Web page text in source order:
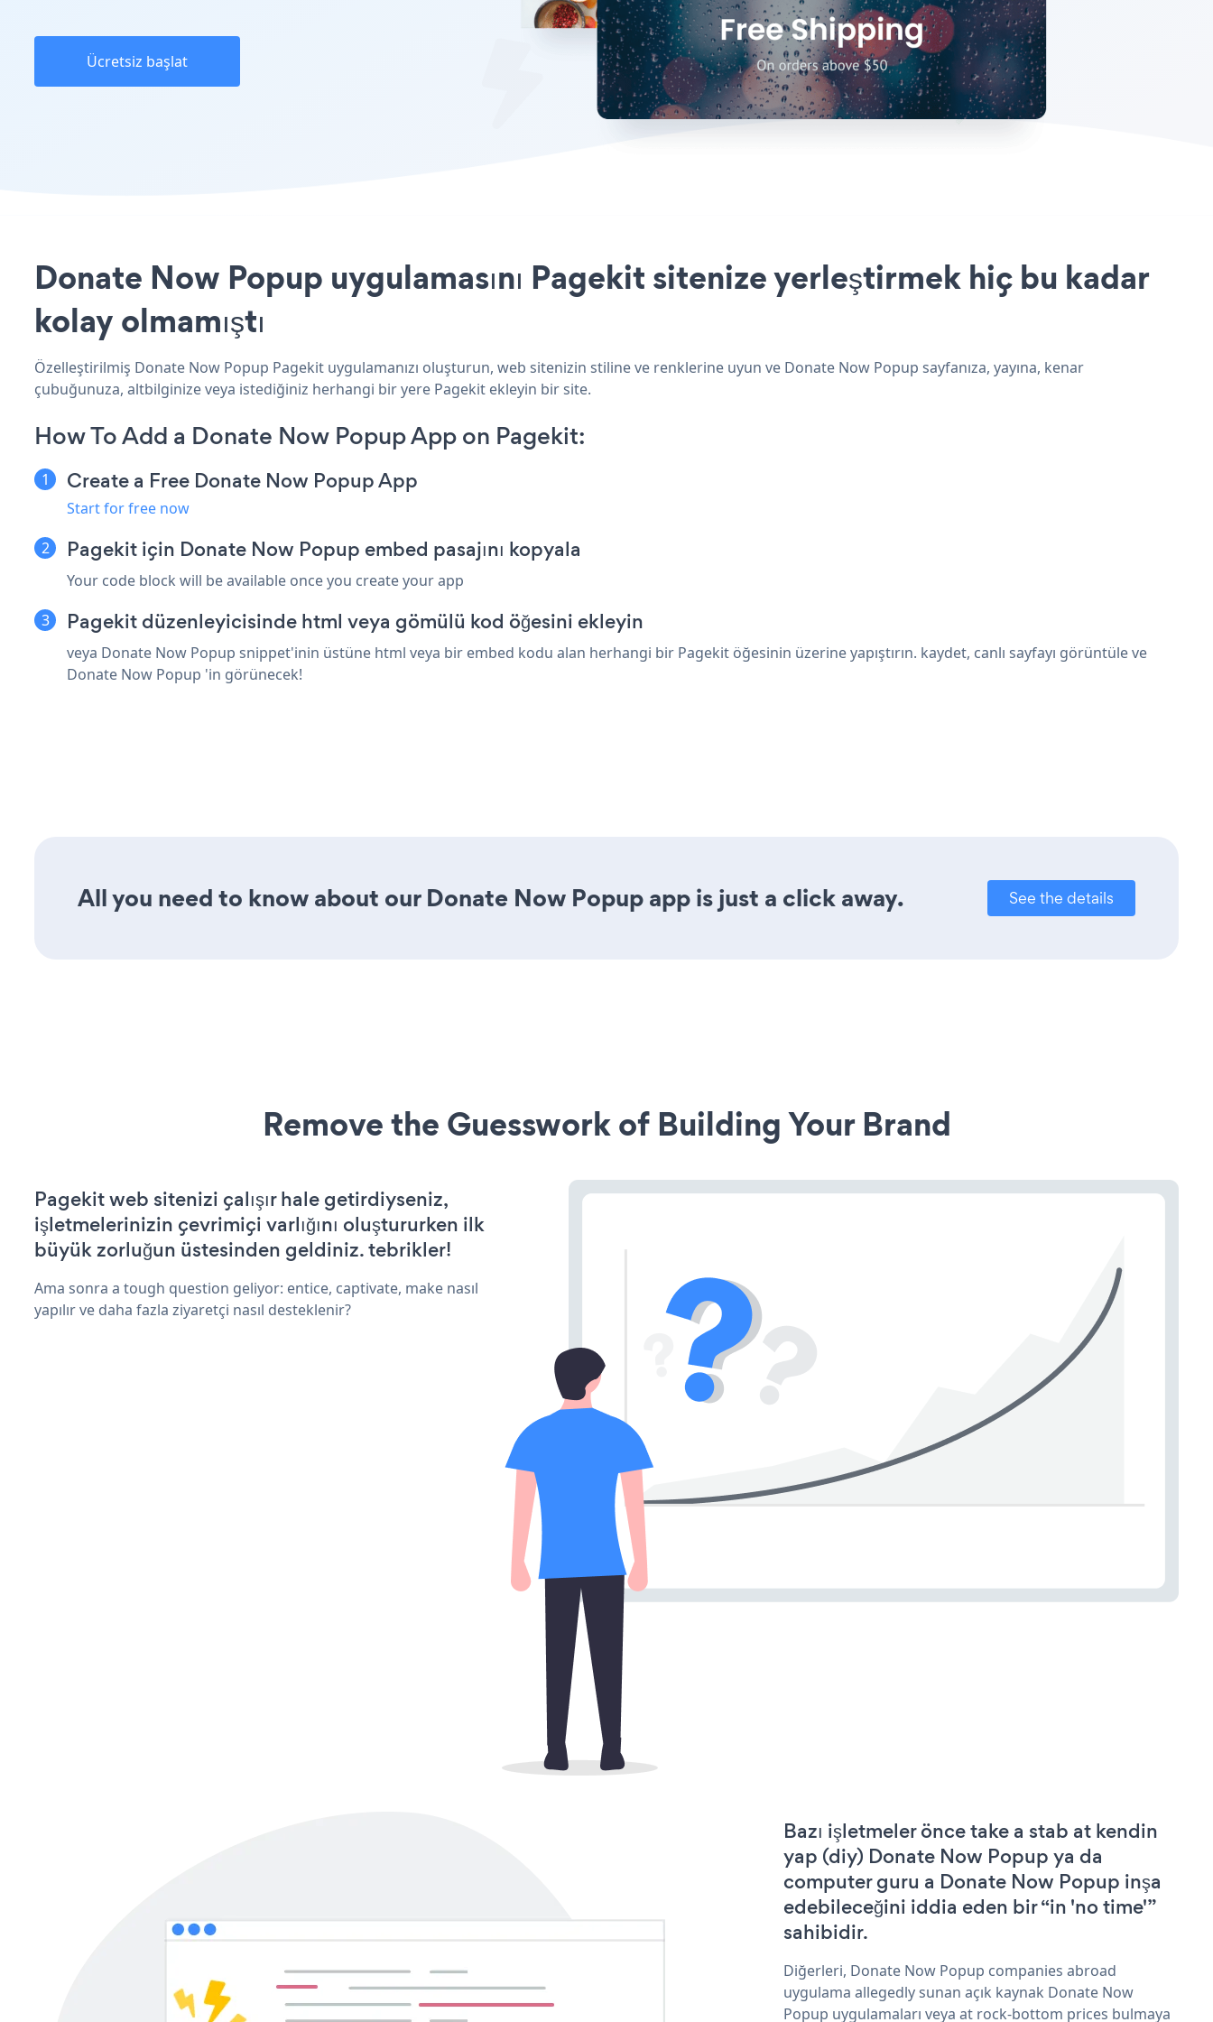
Ücretsiz başlat
Donate Now Popup uygulamasını Pagekit sitenize yerleştirmek hiç bu kadar
kolay olmamıştı
Özelleştirilmiş Donate Now Popup Pagekit uygulamanızı oluşturun, web sitenizin stiline ve renklerine uyun ve Donate Now Popup sayfanıza, yayına, kenar
çubuğunuza, altbilginize veya istediğiniz herhangi bir yere Pagekit ekleyin bir site.
How To Add a Donate Now Popup App on Pagekit:
Create a Free Donate Now Popup App
Start for free now
Pagekit için Donate Now Popup embed pasajını kopyala
Your code block will be available once you create your app
Pagekit düzenleyicisinde html veya gömülü kod öğesini ekleyin
veya Donate Now Popup snippet'inin üstüne html veya bir embed kodu alan herhangi bir Pagekit öğesinin üzerine yapıştırın. kaydet, canlı sayfayı görüntüle ve
Donate Now Popup 'in görünecek!
All you need to know about our Donate Now Popup app is just a click away. See the details
Remove the Guesswork of Building Your Brand
Pagekit web sitenizi çalışır hale getirdiyseniz,
işletmelerinizin çevrimiçi varlığını oluştururken ilk
büyük zorluğun üstesinden geldiniz. tebrikler!
Ama sonra a tough question geliyor: entice, captivate, make nasıl
yapılır ve daha fazla ziyaretçi nasıl desteklenir?
Bazı işletmeler önce take a stab at kendin
yap (diy) Donate Now Popup ya da
computer guru a Donate Now Popup inşa
edebileceğini iddia eden bir “in 'no time'”
sahibidir.
Diğerleri, Donate Now Popup companies abroad
uygulama allegedly sunan açık kaynak Donate Now
Popup uygulamaları veya at rock-bottom prices bulmaya